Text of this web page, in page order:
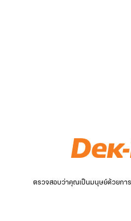
ตรวจสอบว่าคุณเป็นมนุษย์ด้วยการ